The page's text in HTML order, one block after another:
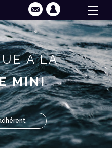
À LA
MINI